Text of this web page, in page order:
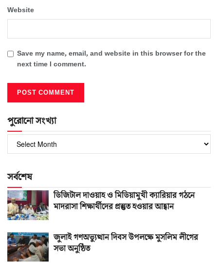
Website
Save my name, email, and website in this browser for the
next time I comment.
পুরোনো সংখ্যা
সংখ্যা
সর্বশেষ
ডিজিটাল দাওয়াহ ও মিডিয়ামুখী ক্যারিয়ার গঠনে
মাদরাসা শিক্ষার্থীদের প্রস্তুত হওয়ার আহ্বান
জুলাই গণঅভ্যুত্থান দিবস উপলক্ষে মুসলিম লীগের
সভা অনুষ্ঠিত